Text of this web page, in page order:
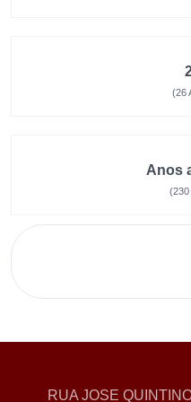
(26
Anos
(230
RUA JOSE